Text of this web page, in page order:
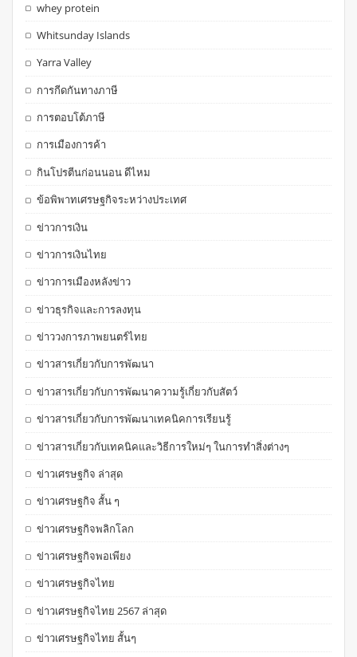
whey protein
Whitsunday Islands
Yarra Valley
การกีดกันทางภาษี
การตอบโต้ภาษี
การเมืองการค้า
กินโปรตีนก่อนนอน ดีไหม
ข้อพิพาทเศรษฐกิจระหว่างประเทศ
ข่าวการเงิน
ข่าวการเงินไทย
ข่าวการเมืองหลังข่าว
ข่าวธุรกิจและการลงทุน
ข่าววงการภาพยนตร์ไทย
ข่าวสารเกี่ยวกับการพัฒนา
ข่าวสารเกี่ยวกับการพัฒนาความรู้เกี่ยวกับสัตว์
ข่าวสารเกี่ยวกับการพัฒนาเทคนิคการเรียนรู้
ข่าวสารเกี่ยวกับเทคนิคและวิธีการใหม่ๆ ในการทำสิ่งต่างๆ
ข่าวเศรษฐกิจ ล่าสุด
ข่าวเศรษฐกิจ สั้น ๆ
ข่าวเศรษฐกิจพลิกโลก
ข่าวเศรษฐกิจพอเพียง
ข่าวเศรษฐกิจไทย
ข่าวเศรษฐกิจไทย 2567 ล่าสุด
ข่าวเศรษฐกิจไทย สั้นๆ